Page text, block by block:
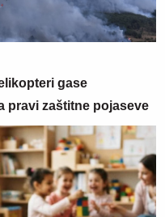
gase
pravi zaštitne pojaseve